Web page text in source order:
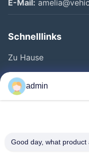
E-Mail:
Schnelllinks
Zu Hause
Produkte
Videos
Qualitätskontrolle
admin
Good day, what